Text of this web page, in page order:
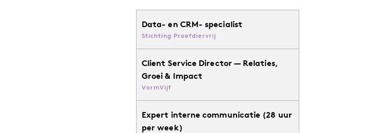
Data- en CRM- specialist
Stichting Proefdiervrij
Client Service Director — Relaties,
Groei & Impact
VormVijf
Expert interne communicatie (28 uur
per week)